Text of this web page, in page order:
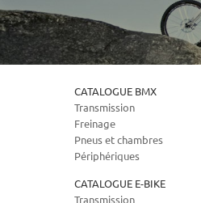
CATALOGUE BMX
Transmission
Freinage
Pneus et chambres
Périphériques
CATALOGUE E-BIKE
Transmission